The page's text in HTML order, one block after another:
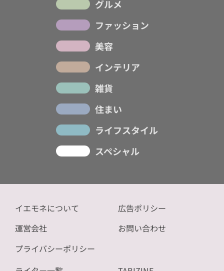
グルメ
ファッション
美容
インテリア
雑貨
住まい
ライフスタイル
スペシャル
イエモネについて
運営会社
プライバシーポリシー
広告ポリシー
お問い合わせ